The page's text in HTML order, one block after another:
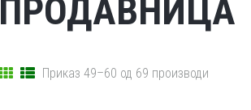
ПРОДАВНИЦА
Приказ 49–60 од 69 производи